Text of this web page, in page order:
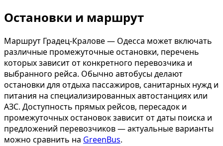
Остановки и маршрут
Маршрут Градец-Кралове — Одесса может включать
различные промежуточные остановки, перечень
которых зависит от конкретного перевозчика и
выбранного рейса. Обычно автобусы делают
остановки для отдыха пассажиров, санитарных нужд и
питания на специализированных автостанциях или
АЗС. Доступность прямых рейсов, пересадок и
промежуточных остановок зависит от даты поиска и
предложений перевозчиков — актуальные варианты
можно сравнить на GreenBus.